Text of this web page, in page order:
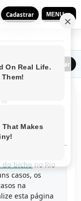
MENU ▼
Cadastrar
Baixar
do Rio
do Bicho
do bichono Rio
casos, os
na
esta página